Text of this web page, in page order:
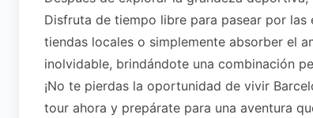
Disfruta de tiempo libre para pasear por las
tiendas locales o simplemente absorber el
inolvidable, brindándote una combinación
¡No te pierdas la oportunidad de vivir
tour ahora y prepárate para una aventura